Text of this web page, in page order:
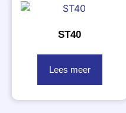
ST40
Lees meer